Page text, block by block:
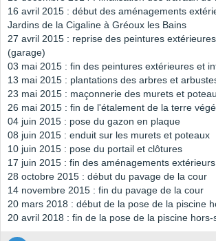
16 avril 2015 : début des aménagements
Jardins de la Cigaline à Gréoux les Bains
27 avril 2015 : reprise des peintures
(garage)
03 mai 2015 : fin des peintures extérieures et
13 mai 2015 : plantations des arbres et
23 mai 2015 : maçonnerie des murets et
26 mai 2015 : fin de l'étalement de la terre
04 juin 2015 : pose du gazon en plaque
08 juin 2015 : enduit sur les murets et poteaux
10 juin 2015 : pose du portail et clôtures
17 juin 2015 : fin des aménagements extérieurs
28 octobre 2015 : début du pavage de la cour
14 novembre 2015 : fin du pavage de la cour
20 mars 2018 : début de la pose de la piscine
20 avril 2018 : fin de la pose de la piscine hors-